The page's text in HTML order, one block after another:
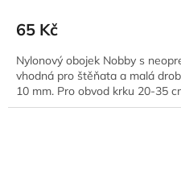
65 Kč
Nylonový obojek Nobby s
vhodná pro štěňata a malá
10 mm. Pro obvod krku 20-35